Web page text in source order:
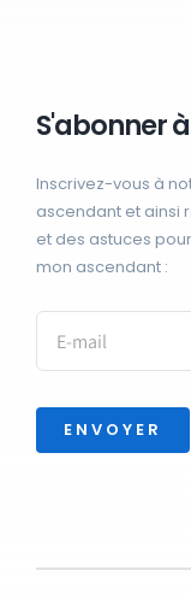
S'abonner
Inscrivez-vous à
ascendant et ainsi
et des astuces
mon ascendant :
ENVOYER